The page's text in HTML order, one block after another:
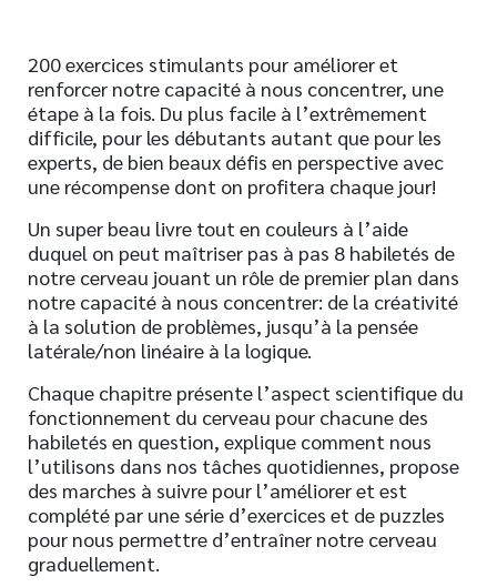
200 exercices stimulants pour améliorer et
renforcer notre capacité à nous concentrer, une
étape à la fois. Du plus facile à l’extrêmement
difficile, pour les débutants autant que pour les
experts, de bien beaux défis en perspective avec
une récompense dont on profitera chaque jour!
Un super beau livre tout en couleurs à l’aide
duquel on peut maîtriser pas à pas 8 habiletés de
notre cerveau jouant un rôle de premier plan dans
notre capacité à nous concentrer: de la créativité
à la solution de problèmes, jusqu’à la pensée
latérale/non linéaire à la logique.
Chaque chapitre présente l’aspect scientifique du
fonctionnement du cerveau pour chacune des
habiletés en question, explique comment nous
l’utilisons dans nos tâches quotidiennes, propose
des marches à suivre pour l’améliorer et est
complété par une série d’exercices et de puzzles
pour nous permettre d’entraîner notre cerveau
graduellement.